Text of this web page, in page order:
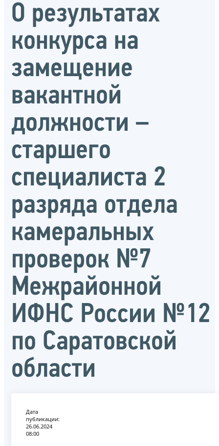
О результатах
конкурса на
замещение
вакантной
должности –
старшего
специалиста 2
разряда отдела
камеральных
проверок №7
Межрайонной
ИФНС России №12
по Саратовской
области
Дата
публикации:
26.06.2024
08:00